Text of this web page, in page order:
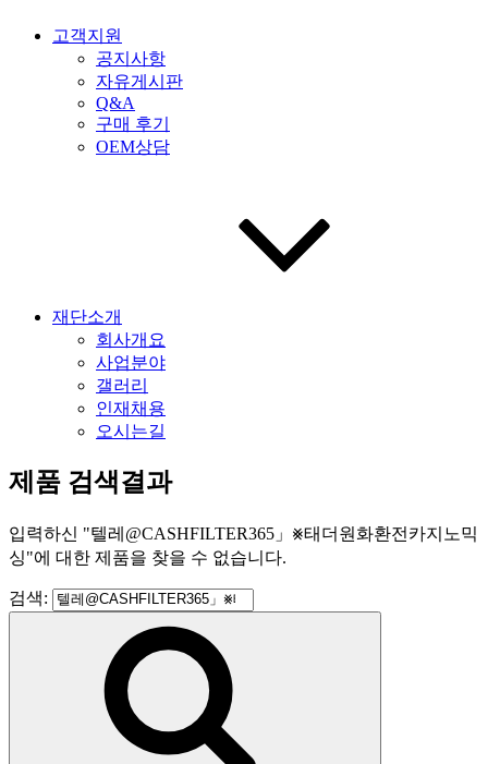
고객지원
공지사항
자유게시판
Q&A
구매 후기
OEM상담
재단소개
회사개요
사업분야
갤러리
인재채용
오시는길
제품 검색결과
입력하신 "텔레@CASHFILTER365」⨳태더원화환전카지노믹
싱"에 대한 제품을 찾을 수 없습니다.
검색: